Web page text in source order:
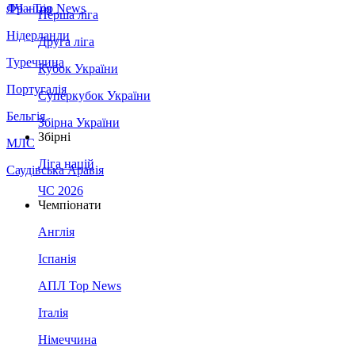
Франція
Нідерланди
Туреччина
Португалія
Бельгія
МЛС
Саудівська Аравія
ЛЧ - Top News
Перша ліга
Друга ліга
Кубок України
Суперкубок України
Збірна України
Збірні
Ліга націй
ЧС 2026
Чемпіонати
Англія
Іспанія
АПЛ Top News
Італія
Німеччина